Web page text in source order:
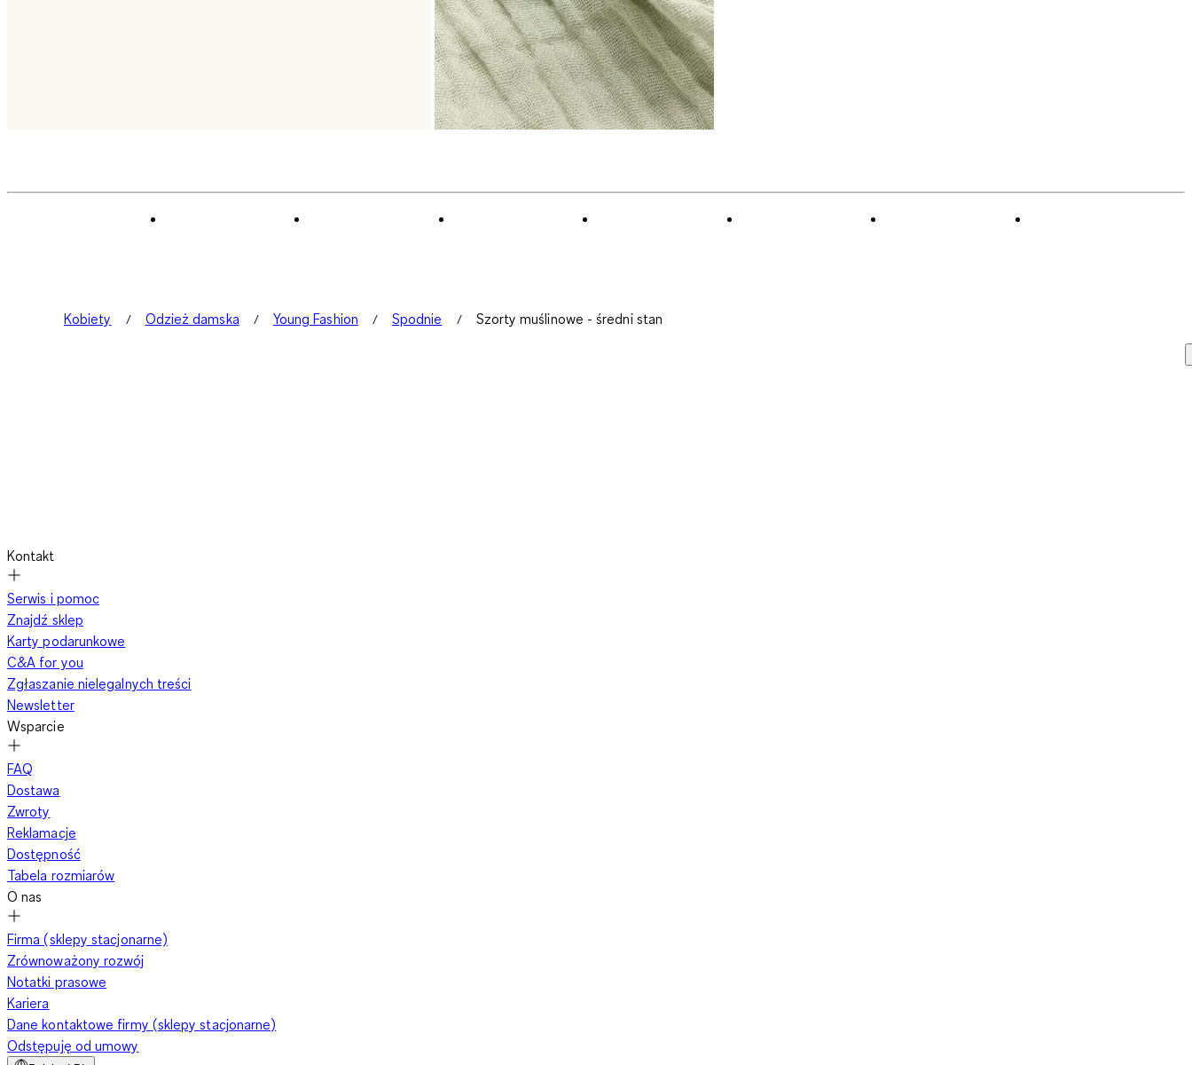
Kobiety Odzież damska Young Fashion Spodnie Szorty muślinowe - średni stan
Kontakt
Serwis i pomoc
Znajdź sklep
Karty podarunkowe
C&A for you
Zgłaszanie nielegalnych treści
Newsletter
Wsparcie
FAQ
Dostawa
Zwroty
Reklamacje
Dostępność
Tabela rozmiarów
O nas
Firma (sklepy stacjonarne)
Zrównoważony rozwój
Notatki prasowe
Kariera
Dane kontaktowe firmy (sklepy stacjonarne)
Odstępuję od umowy